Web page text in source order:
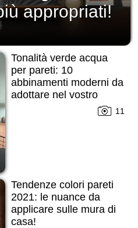
appropriati!
Tonalità verde acqua
per pareti: 10
abbinamenti moderni da
adottare nel vostro
11
Tendenze colori pareti
2021: le nuance da
applicare sulle mura di
casa!